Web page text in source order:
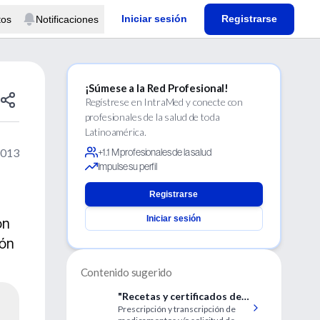
Notificaciones Iniciar sesión Registrarse
¡Súmese a la Red Profesional!
Regístrese en IntraMed y conecte con
profesionales de la salud de toda
Latinoamérica.
+1.1 M profesionales de la salud
Impulse su perfil
Registrarse
Iniciar sesión
Contenido sugerido
"Recetas y certificados de
pasillo o de favor", ¿qué
Prescripción y transcripción de